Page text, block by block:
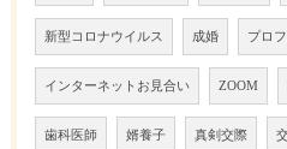
新型コロナウイルス 成婚 プロ
インターネットお見合い ZOOM
歯科医師 婿養子 真剣交際